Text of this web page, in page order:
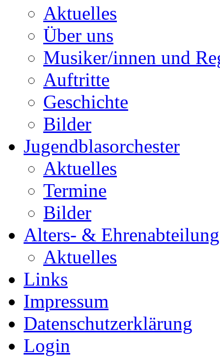
Aktuelles
Über uns
Musiker/innen und
Auftritte
Geschichte
Bilder
Jugendblasorchester
Aktuelles
Termine
Bilder
Alters- & Ehrenabteilung
Aktuelles
Links
Impressum
Datenschutzerklärung
Login